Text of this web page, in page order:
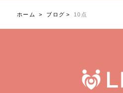
ホーム ブログ 10点